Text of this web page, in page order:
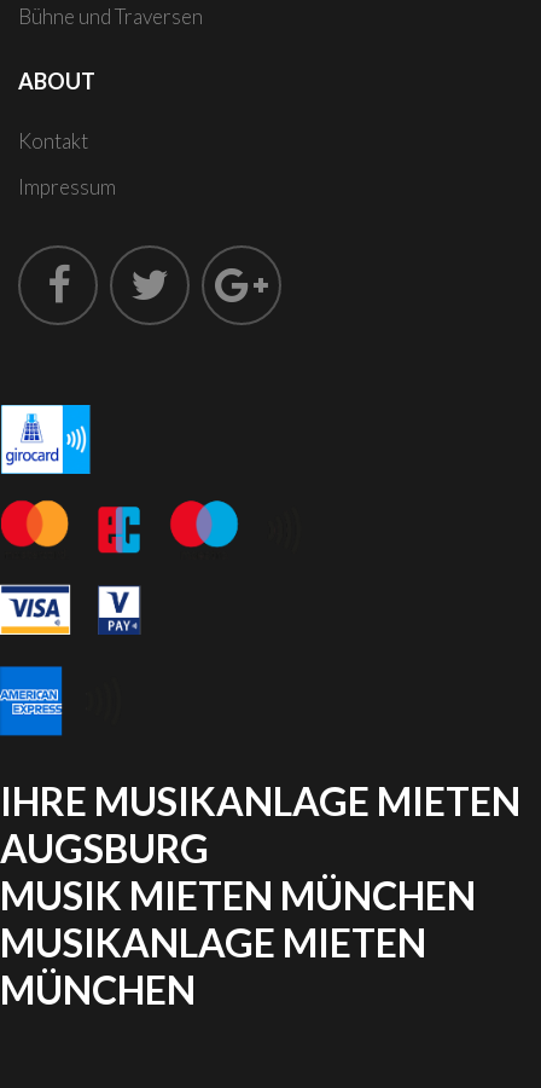
Bühne und Traversen
ABOUT
Kontakt
Impressum
IHRE MUSIKANLAGE MIETEN
AUGSBURG
MUSIK MIETEN MÜNCHEN
MUSIKANLAGE MIETEN
MÜNCHEN